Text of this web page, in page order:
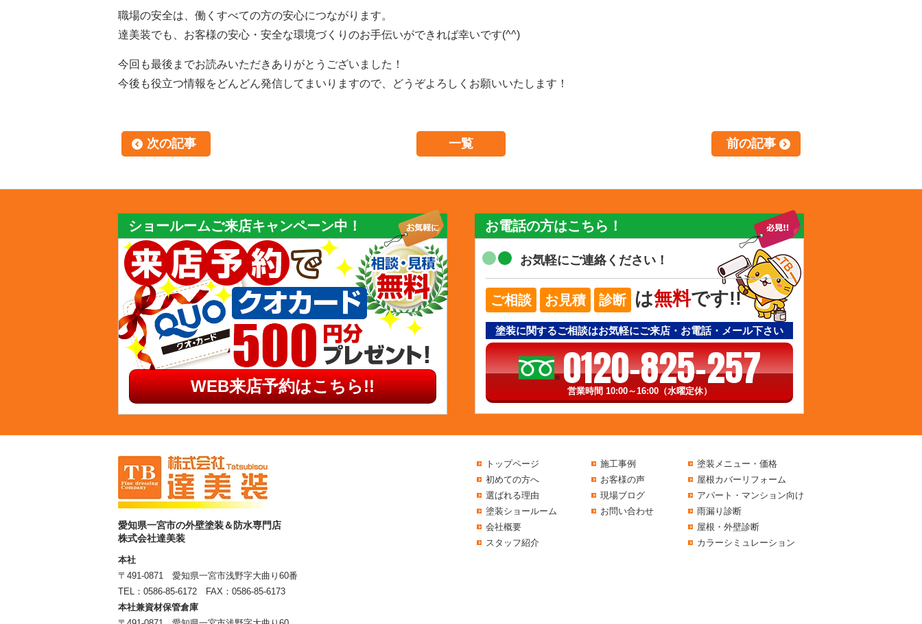
職場の安全は、働くすべての方の安心につながります。
達美装でも、お客様の安心・安全な環境づくりのお手伝いができれば幸いです(^^)
今回も最後までお読みいただきありがとうございました！
今後も役立つ情報をどんどん発信してまいりますので、どうぞよろしくお願いいたします！
次の記事 一覧 前の記事
ショールームご来店キャンペーン中！
WEB来店予約はこちら!!
お電話の方はこちら！
お気軽にご連絡ください！
ご相談 お見積 診断 は無料です!!
塗装に関するご相談はお気軽にご来店・お電話・メール下さい
0120-825-257
営業時間 10:00～16:00（水曜定休）
愛知県一宮市の外壁塗装＆防水専門店
株式会社達美装
本社
〒491-0871 愛知県一宮市浅野字大曲り60番
TEL： 0586-85-6172 FAX：0586-85-6173
本社兼資材保管倉庫
トップページ
初めての方へ
選ばれる理由
塗装ショールーム
会社概要
スタッフ紹介
施工事例
お客様の声
現場ブログ
お問い合わせ
塗装メニュー・価格
屋根カバーリフォーム
アパート・マンション向け
雨漏り診断
屋根・外壁診断
カラーシミュレーション